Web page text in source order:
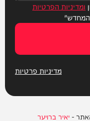
ומדיניות הפרטיות
מדיניות פרטיות
-יאיר ברויער